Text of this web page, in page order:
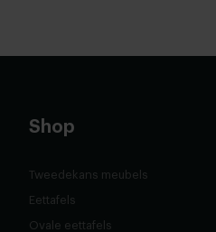
Shop
Tweedekans meubels
Eettafels
Ovale eettafels